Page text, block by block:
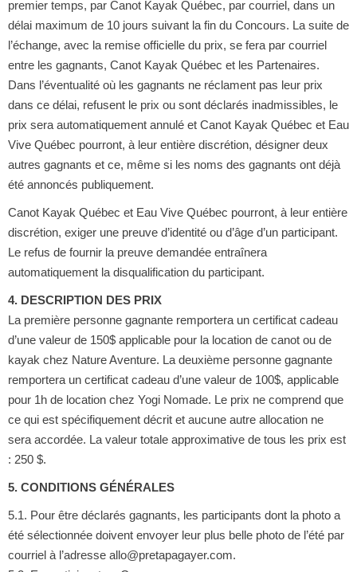
premier temps, par Canot Kayak Québec, par courriel, dans un
délai maximum de 10 jours suivant la fin du Concours. La suite de
l’échange, avec la remise officielle du prix, se fera par courriel
entre les gagnants, Canot Kayak Québec et les Partenaires.
Dans l’éventualité où les gagnants ne réclament pas leur prix
dans ce délai, refusent le prix ou sont déclarés inadmissibles, le
prix sera automatiquement annulé et Canot Kayak Québec et Eau
Vive Québec pourront, à leur entière discrétion, désigner deux
autres gagnants et ce, même si les noms des gagnants ont déjà
été annoncés publiquement.
Canot Kayak Québec et Eau Vive Québec pourront, à leur entière
discrétion, exiger une preuve d’identité ou d’âge d’un participant.
Le refus de fournir la preuve demandée entraînera
automatiquement la disqualification du participant.
4. DESCRIPTION DES PRIX
La première personne gagnante remportera un certificat cadeau
d’une valeur de 150$ applicable pour la location de canot ou de
kayak chez Nature Aventure. La deuxième personne gagnante
remportera un certificat cadeau d’une valeur de 100$, applicable
pour 1h de location chez Yogi Nomade. Le prix ne comprend que
ce qui est spécifiquement décrit et aucune autre allocation ne
sera accordée. La valeur totale approximative de tous les prix est
: 250 $.
5. CONDITIONS GÉNÉRALES
5.1. Pour être déclarés gagnants, les participants dont la photo a
été sélectionnée doivent envoyer leur plus belle photo de l’été par
courriel à l’adresse allo@pretapagayer.com.